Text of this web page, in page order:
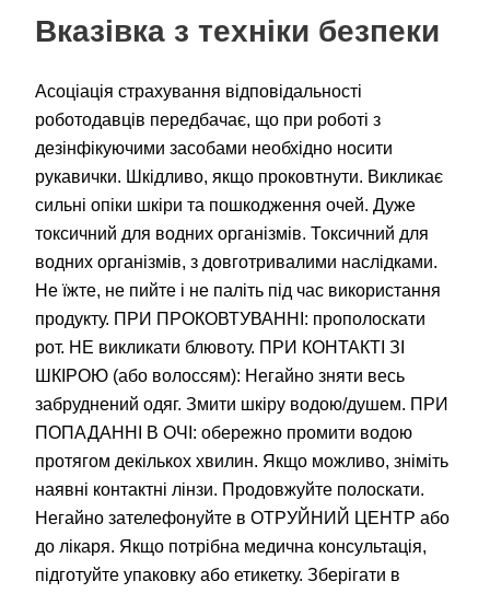
Вказівка з техніки безпеки
Асоціація страхування відповідальності
роботодавців передбачає, що при роботі з
дезінфікуючими засобами необхідно носити
рукавички. Шкідливо, якщо проковтнути. Викликає
сильні опіки шкіри та пошкодження очей. Дуже
токсичний для водних організмів. Токсичний для
водних організмів, з довготривалими наслідками.
Не їжте, не пийте і не паліть під час використання
продукту. ПРИ ПРОКОВТУВАННІ: прополоскати
рот. НЕ викликати блювоту. ПРИ КОНТАКТІ ЗІ
ШКІРОЮ (або волоссям): Негайно зняти весь
забруднений одяг. Змити шкіру водою/душем. ПРИ
ПОПАДАННІ В ОЧІ: обережно промити водою
протягом декількох хвилин. Якщо можливо, зніміть
наявні контактні лінзи. Продовжуйте полоскати.
Негайно зателефонуйте в ОТРУЙНИЙ ЦЕНТР або
до лікаря. Якщо потрібна медична консультація,
підготуйте упаковку або етикетку. Зберігати в